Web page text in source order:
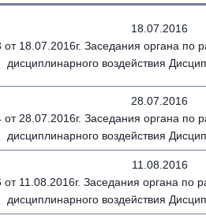
18.07.2016
18.07.2016г. Заседания органа
дисциплинарного воздействия
28.07.2016
28.07.2016г. Заседания органа
дисциплинарного воздействия
11.08.2016
11.08.2016г. Заседания органа по
дисциплинарного воздействия